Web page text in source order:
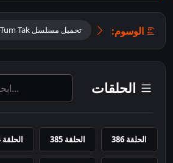
الوسوم: تحميل مسلسل Tum Se Tum Tak مترجم
الحلقات
الحلقة 386 الحلقة 385 الحلقة 384